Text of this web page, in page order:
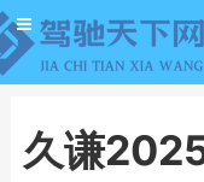
久谦